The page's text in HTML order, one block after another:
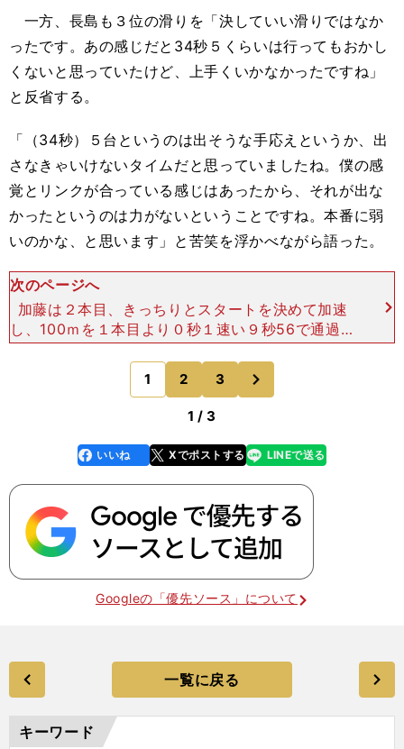
一方、長島も３位の滑りを「決していい滑りではなか
ったです。あの感じだと34秒５くらいは行ってもおかし
くないと思っていたけど、上手くいかなかったですね」
と反省する。
「（34秒）５台というのは出そうな手応えというか、出
さなきゃいけないタイムだと思っていましたね。僕の感
覚とリンクが合っている感じはあったから、それが出な
かったというのは力がないということですね。本番に弱
いのかな、と思います」と苦笑を浮かべながら語った。
次のページへ
加藤は２本目、きっちりとスタートを決めて加速
し、100ｍを１本目より０秒１速い９秒56で通過。
低地リンクの自己セカンド記録の34秒77でゴール
した。そしてスメーケンスと同走になった長島も、
100ｍは１
1 2 3
のページへ
1 / 3
faceboo
k
いいね Xでポストする
line LINEで送る
Googleの「優先ソース」について
一覧に戻る
キーワード